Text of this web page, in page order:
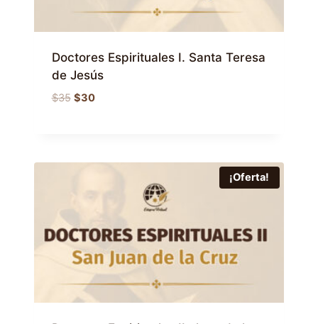
Doctores Espirituales I. Santa Teresa
de Jesús
$35 El
$35.
$30El
$30.
¡Oferta!